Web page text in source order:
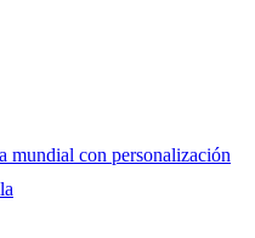
mundial con personalización